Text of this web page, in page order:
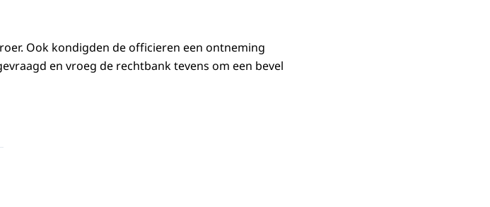
Ook kondigden de officieren een ontneming
en vroeg de rechtbank tevens om een bevel